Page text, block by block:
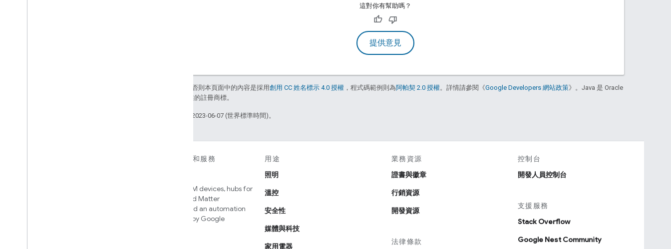
這對你有幫助嗎？
提供意見
除非另有註明，否則本頁面中的內容是採用創用 CC 姓名標示 4.0 授權 ，程式碼範例則為阿帕契 2.0 授權。詳情請參閱《Google Developers 網站政策》。Java 是 Oracle
和/或其關聯企業的註冊商標。
上次更新時間：2023-06-07 (世界標準時間)。
應用程式、平台和服務
Access over 600M devices, hubs for
Google Home and Matter
infrastructure, and an automation
engine powered by Google
用途
照明
溫控
安全性
媒體與科技
家用電器
業務資源
證書與徽章
行銷資源
開發資源
法律條款
控制台
開發人員控制台
支援服務
Stack Overflow
Google Nest Community